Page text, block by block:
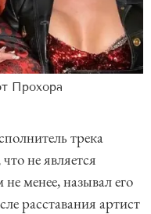
Прохора
трека
не является
менее, называл его
расставания артист